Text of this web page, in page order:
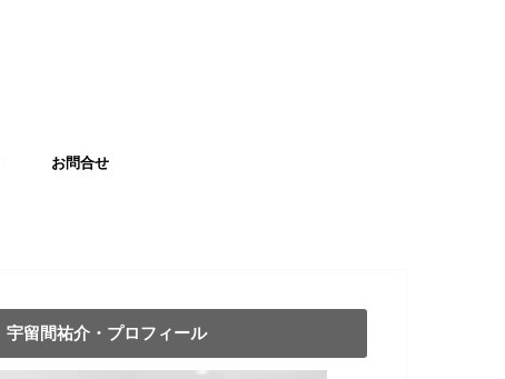
お問合せ
宇留間祐介・プロフィール